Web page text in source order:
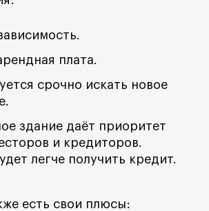
плата.
срочно искать новое
здание даёт приоритет
и кредиторов.
легче получить кредит.
есть свои плюсы: